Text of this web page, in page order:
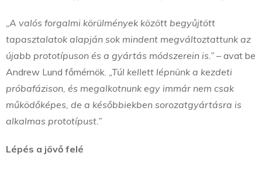
„A valós forgalmi körülmények között begyűjtött
tapasztalatok alapján sok mindent megváltoztattunk az
újabb prototípuson és a gyártás módszerein is.” – avat be
Andrew Lund főmérnök.
„Túl kellett lépnünk a kezdeti
próbafázison, és megalkotnunk egy immár nem csak
működőképes, de a későbbiekben sorozatgyártásra is
alkalmas prototípust.”
Lépés a jövő felé